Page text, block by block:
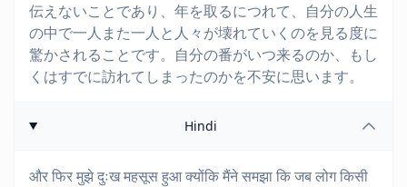
伝えないことであり、年を取るにつれて、自分の人生
の中で一人また一人と人々が壊れていくのを見る度に
驚かされることです。自分の番がいつ来るのか、もし
くはすでに訪れてしまったのかを不安に思います。
Hindi
और फिर मुझे दुःख महसूस हुआ क्योंकि मैंने समझा कि जब लोग किसी